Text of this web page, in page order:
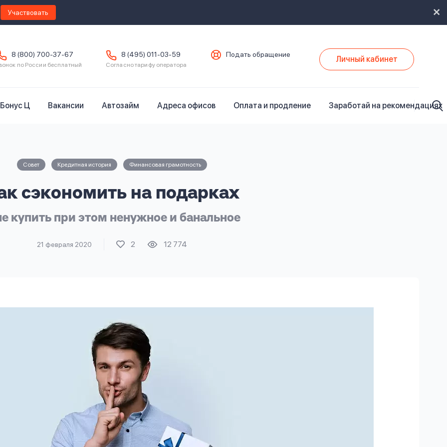
Участвовать
8 (800) 700-37-67
по России бесплатный
8 (495) 011-03-59
Согласно тарифу оператора
Подать обращение Личный кабинет
Бонус Ц Вакансии Автозайм Адреса офисов Оплата и продление Заработай на рекомендациях
Совет Кредитная история Финансовая грамотность
сэкономить на подарках
купить при этом ненужное и банальное
21 февраля 2020 2 12 774